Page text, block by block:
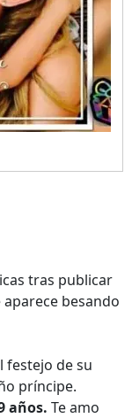
tras publicar
besando
festejo de su
príncipe.
años. Te amo